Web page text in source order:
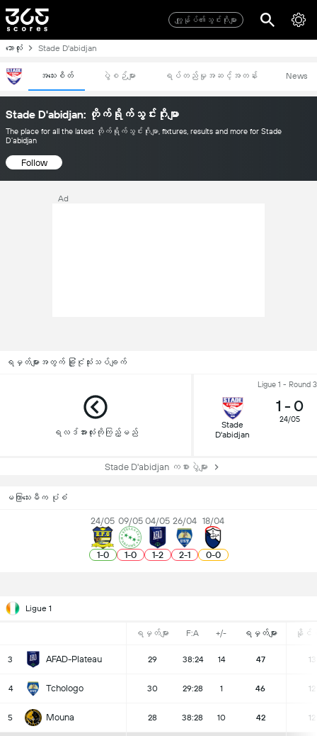
ကျွုန်ုပ်၏သွင်းဂိုးများ
ဘောလုံး Stade D'abidjan
အသေးစိတ် ပွဲစဉ်များ ရပ်တည်မှုအဆင့်အတန်း News
Stade D'abidjan: တိုက်ရိုက်သွင်းဂိုးမျာ
The place for all the latest တိုက်ရိုက်သွင်းဂိုးမျာ, fixtures, results and more for Stade
D'abidjan
Follow
Ad
ရမှတ်များအတွက် ခြုံငုံသုံးသပ်ချက်
ရလဒ်အားလုံးကိုကြည့်မည်
Ligue 1 - Round
Stade
D'abidjan
1 - 0
24/05
Stade D'abidjan ကစားပွဲများ
မကြာသေးမီက ပုံစံ
24/05
1-0
09/05
1-0
04/05
1-2
26/04
2-1
18/04
0-0
Ligue 1
ရမှတ်များ F:A +/- ရမှတ်များ နိုင်ပွဲ
3 AFAD-Plateau 29 38:24 14 47 13
4 Tchologo 30 29:28 1 46 12
5 Mouna 28 38:28 10 42 12